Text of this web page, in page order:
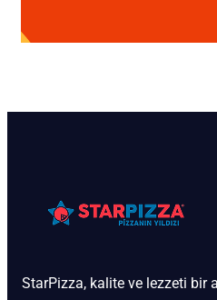
StarPizza, kalite ve lezzeti bir